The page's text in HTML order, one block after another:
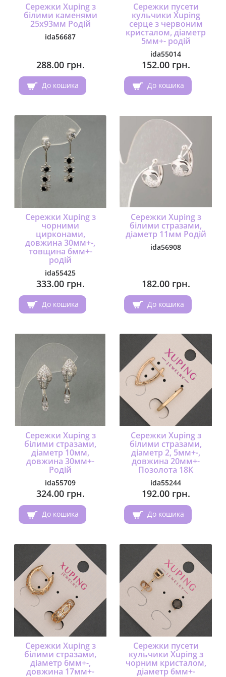
Сережки Xuping з
білими каменями
25х93мм Родій
ida56687
288.00 грн.
До кошика
Сережки пусети
кульчики Xuping
серце з червоним
кристалом, діаметр
5мм+- родій
ida55014
152.00 грн.
До кошика
Сережки Xuping з
чорними
цирконами,
довжина 30мм+-,
товщина 6мм+-
родій
ida55425
333.00 грн.
До кошика
Сережки Xuping з
білими стразами,
діаметр 11мм Родій
ida56908
182.00 грн.
До кошика
Сережки Xuping з
білими стразами,
діаметр 10мм,
довжина 30мм+-
Родій
ida55709
324.00 грн.
До кошика
Сережки Xuping з
білими стразами,
діаметр 2, 5мм+-,
довжина 20мм+-
Позолота 18К
ida55244
192.00 грн.
До кошика
Сережки Xuping з
білими стразами,
діаметр 6мм+-,
довжина 17мм+-
Сережки пусети
кульчики Xuping з
чорним кристалом,
діаметр 6мм+-